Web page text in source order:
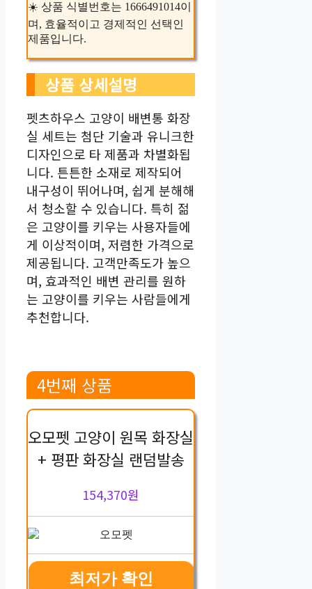
☀️ 상품 식별번호는 1666491014이
며, 효율적이고 경제적인 선택인
제품입니다.
상품 상세설명
펫츠하우스 고양이 배변통 화장
실 세트는 첨단 기술과 유니크한
디자인으로 타 제품과 차별화됩
니다. 튼튼한 소재로 제작되어
내구성이 뛰어나며, 쉽게 분해해
서 청소할 수 있습니다. 특히 젊
은 고양이를 키우는 사용자들에
게 이상적이며, 저렴한 가격으로
제공됩니다. 고객만족도가 높으
며, 효과적인 배변 관리를 원하
는 고양이를 키우는 사람들에게
추천합니다.
4번째 상품
오모펫 고양이 원목 화장실
+ 평판 화장실 랜덤발송
154,370원
최저가 확인